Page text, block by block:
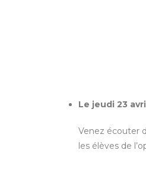
Le jeudi 23
Venez écouter
les élèves de